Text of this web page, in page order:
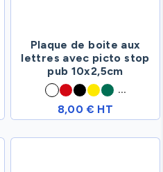
Plaque de boite aux
lettres avec picto stop
pub 10x2,5cm
...
8,00 € HT